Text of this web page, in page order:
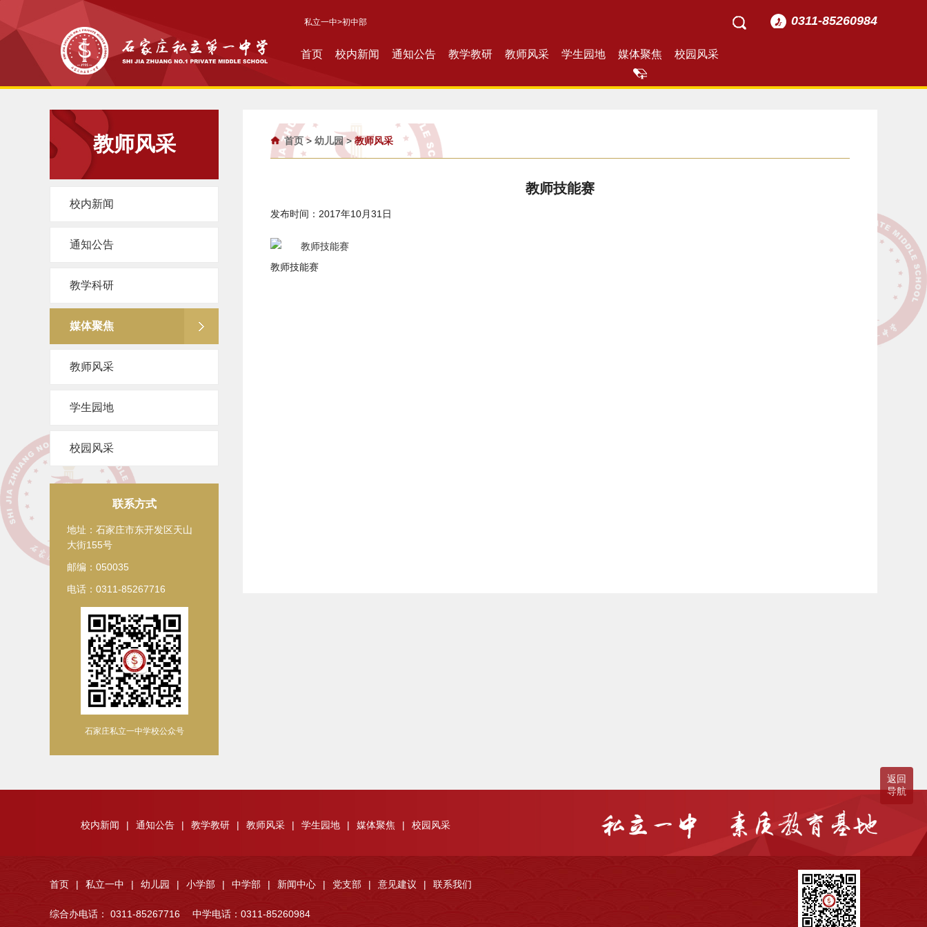
0311-85260984
私立一中>初中部
首页 校内新闻 通知公告 教学教研 教师风采 学生园地 媒体聚焦 校园风采
返回
导航
教师风采
校内新闻
通知公告
教学科研
媒体聚焦
教师风采
学生园地
校园风采
联系方式
地址：石家庄市东开发区天山
大街155号
邮编：050035
电话：0311-85267716
石家庄私立一中学校公众号
首页> 幼儿园>教师风采
教师技能赛
发布时间：2017年10月31日
教师技能赛
校内新闻 | 通知公告 | 教学教研 | 教师风采 | 学生园地 | 媒体聚焦 | 校园风采
首页 | 私立一中 | 幼儿园 | 小学部 | 中学部 | 新闻中心 | 党支部 | 意见建议 | 联系我们
综合办电话： 0311-85267716 中学电话：0311-85260984